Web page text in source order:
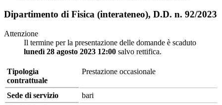
Dipartimento di Fisica (interateneo), D.D. n. 92/2023
Attenzione
Il termine per la presentazione delle domande è scaduto
lunedì 28 agosto 2023 12:00 salvo rettifica.
Tipologia
contrattuale
Prestazione occasionale
Sede di servizio
bari